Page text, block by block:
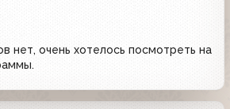
нет, очень хотелось посмотреть на